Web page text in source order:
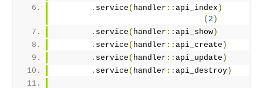
. service ( handler :: api_index )
( 2 )
. service ( handler :: api_show)
. service ( handler :: api_create )
. service ( handler :: api_update )
. service ( handler :: api_destroy)